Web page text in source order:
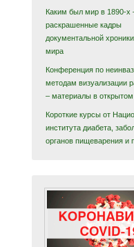
Каким был мир в 1890-х
раскрашенные кадры
документальной
мира
Конференция по
методам визуализации
– материалы в открытом
Короткие курсы от
института диабета,
органов пищеварения и